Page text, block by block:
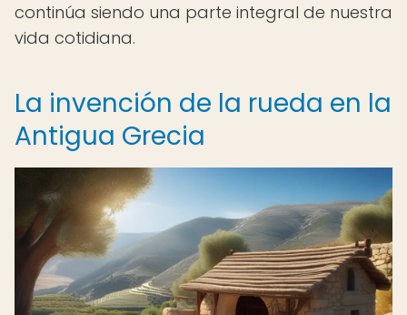
continúa siendo una parte integral de nuestra
vida cotidiana.
La invención de la rueda en la
Antigua Grecia